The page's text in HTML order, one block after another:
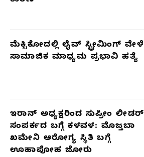
ಮೆಕ್ಸಿಕೋದಲ್ಲಿ ಲೈವ್ ಸ್ಟ್ರೀಮಿಂಗ್ ವೇಳೆ
ಸಾಮಾಜಿಕ ಮಾಧ್ಯಮ ಪ್ರಭಾವಿ ಹತ್ಯೆ
ಇರಾನ್ ಅಧ್ಯಕ್ಷರಿಂದ ಸುಪ್ರೀಂ ಲೀಡರ್
ಸಂಪರ್ಕದ ಬಗ್ಗೆ ಕಳವಳ: ಮೊಜ್ತಬಾ
ಖಮೇನಿ ಆರೋಗ್ಯ ಸ್ಥಿತಿ ಬಗ್ಗೆ
ಊಹಾಪೋಹ ಜೋರು